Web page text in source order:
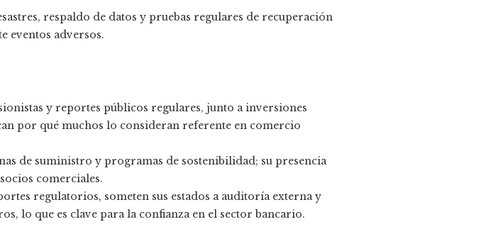
respaldo de datos y pruebas regulares de recuperación
eventos adversos.
y reportes públicos regulares, junto a inversiones
por qué muchos lo consideran referente en comercio
de suministro y programas de sostenibilidad; su presencia
comerciales.
regulatorios, someten sus estados a auditoría externa y
lo que es clave para la confianza en el sector bancario.